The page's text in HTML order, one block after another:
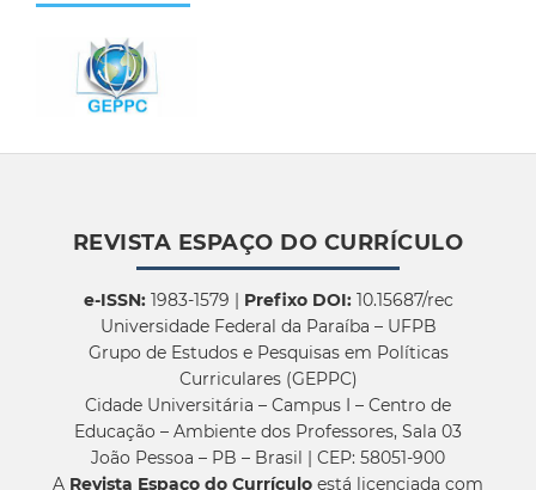
REVISTA ESPAÇO DO CURRÍCULO
e-ISSN:1983-1579 | Prefixo DOI:10.15687/rec
Universidade Federal da Paraíba – UFPB
Grupo de Estudos e Pesquisas em Políticas
Curriculares (GEPPC)
Cidade Universitária – Campus I – Centro de
Educação – Ambiente dos Professores, Sala 03
João Pessoa – PB – Brasil | CEP: 58051-900
A Revista Espaço do Currículo está licenciada com